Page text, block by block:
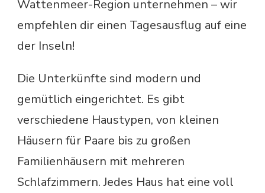
Wattenmeer-Region unternehmen – wir
empfehlen dir einen Tagesausflug auf eine
der Inseln!
Die Unterkünfte sind modern und
gemütlich eingerichtet. Es gibt
verschiedene Haustypen, von kleinen
Häusern für Paare bis zu großen
Familienhäusern mit mehreren
Schlafzimmern. Jedes Haus hat eine voll